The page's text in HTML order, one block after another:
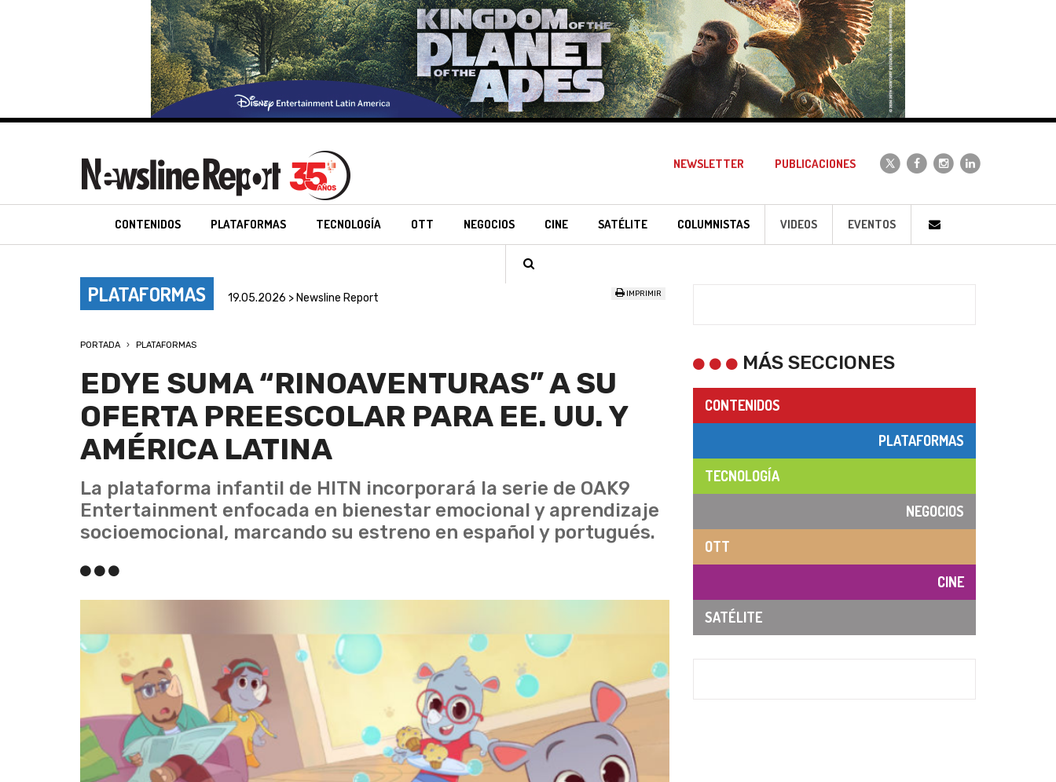
NEWSLETTER PUBLICACIONES
CONTENIDOS PLATAFORMAS TECNOLOGÍA OTT NEGOCIOS CINE SATÉLITE COLUMNISTAS VIDEOS EVENTOS
PLATAFORMAS 19.05.2026 > Newsline Report IMPRIMIR
PORTADA PLATAFORMAS
EDYE SUMA “RINOAVENTURAS” A SU
OFERTA PREESCOLAR PARA EE. UU. Y
AMÉRICA LATINA
La plataforma infantil de HITN incorporará la serie de OAK9
Entertainment enfocada en bienestar emocional y aprendizaje
socioemocional, marcando su estreno en español y portugués.
MÁS SECCIONES
CONTENIDOS
PLATAFORMAS
TECNOLOGÍA
NEGOCIOS
OTT
CINE
SATÉLITE